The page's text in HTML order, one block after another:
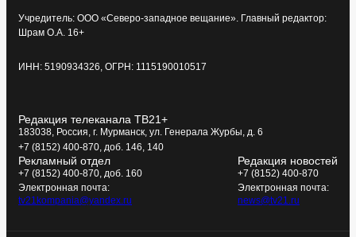
Учредитель: ООО «Северо-западное вещание». Главный редактор:
Шрам О.А. 16+
ИНН: 5190934326, ОГРН: 1115190010517
Редакция телеканала ТВ21+
183038, Россия, г. Мурманск, ул. Генерала Журбы, д. 6
+7 (8152) 400-870, доб. 146, 140
Рекламный отдел
+7 (8152) 400-870, доб. 160
Электронная почта:
tv21kompania@yandex.ru
Редакция новостей
+7 (8152) 400-870
Электронная почта:
news@tv21.ru